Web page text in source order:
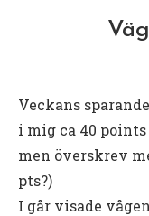
Veckans
i mig ca 40
men överskrev
pts?)
I går visade